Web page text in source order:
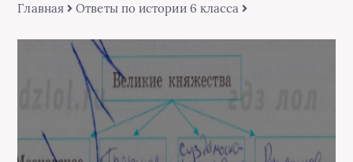
Главная Ответы по истории 6 класса